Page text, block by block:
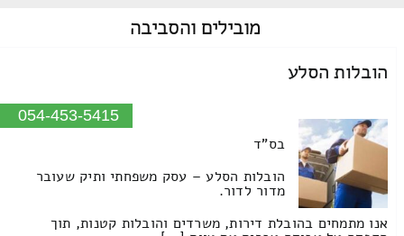
מוביליםוהסביבה
הובלות הסלע
054-453-5415
בס"ד
הובלות הסלע – עסק משפחתי ותיק שעובר
מדור לדור.
אנו מתמחים בהובלת דירות, משרדים והובלות קטנות, תוך